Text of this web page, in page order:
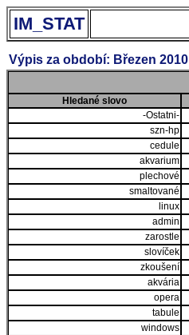
IM_STAT
Výpis za období: Březen 2010
Hledané slovo
-Ostatni-
szn-hp
cedule
akvarium
plechové
smaltované
linux
admin
zarostle
slovíček
zkoušení
akvária
opera
tabule
windows